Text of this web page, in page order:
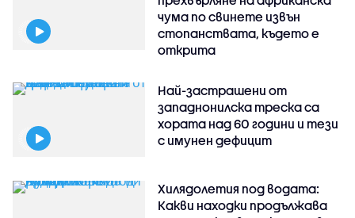
чума по свинете извън
стопанствата, където е
открита
Най-застрашени от
западнонилска треска са
хората над 60 години и тези
с имунен дефицит
Хилядолетия под водата:
Какви находки продължава